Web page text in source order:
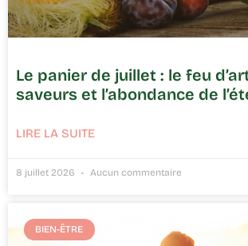
Le panier de juillet : le feu
saveurs et l’abondance de
LIRE LA SUITE
8 juillet 2026 Aucun commentaire
BIEN-ÊTRE